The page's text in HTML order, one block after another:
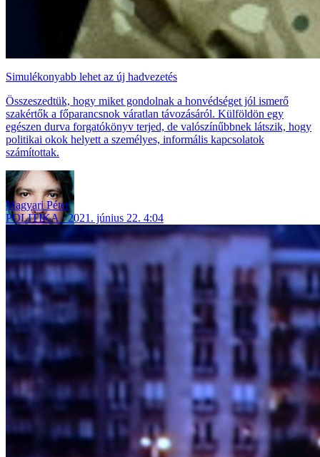
Simulékonyabb lehet az új hadvezetés
Összeszedtük, hogy miket gondolnak a honvédséget jól ismerő
szakértők a főparancsnok váratlan távozásáról. Külföldön egy
egészen durva forgatókönyv terjed, de valószínűbbnek látszik, hogy
politikai okok helyett a személyes, informális kapcsolatok
számítottak.
Magyari Péter
POLITIKA
2021. június 22. 4:04